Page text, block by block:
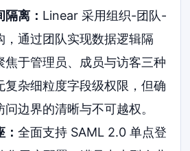
离： Linear 采用组织-团队-
，通过团队实现数据逻辑隔
焦于管理员、成员与访客三种
复杂细粒度字段级权限，但确
边界的清晰与不可越权。
全面支持 SAML 2.0 单点登